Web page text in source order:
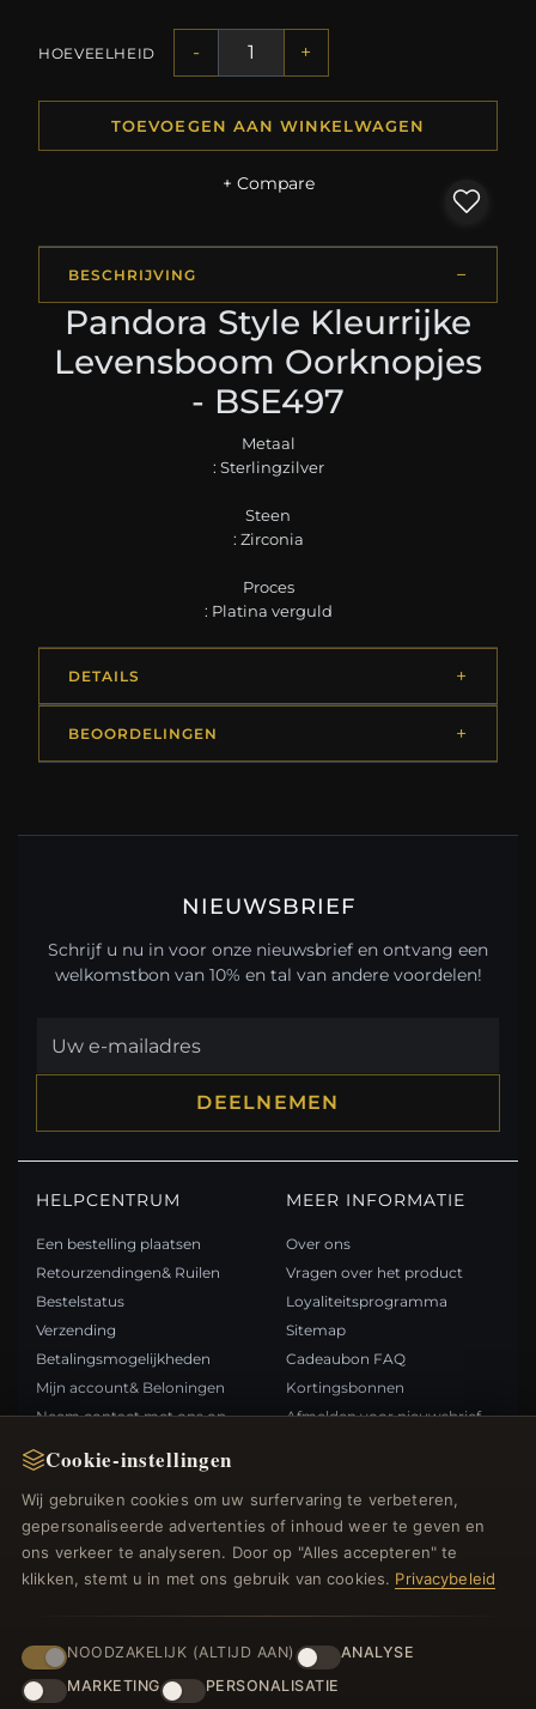
Cookie-instellingen
Wij gebruiken cookies om uw surfervaring te verbeteren,
gepersonaliseerde advertenties of inhoud weer te geven en
ons verkeer te analyseren. Door op "Alles accepteren" te
klikken, stemt u in met ons gebruik van cookies. Privacybeleid
NOODZAKELIJK (ALTIJD AAN)
ANALYSE
MARKETING
PERSONALISATIE
HOEVEELHEID - +
TOEVOEGEN AAN WINKELWAGEN
+ Compare
BESCHRIJVING
Pandora Style Kleurrijke
Levensboom Oorknopjes
- BSE497
Metaal
: Sterlingzilver
Steen
: Zirconia
Proces
: Platina verguld
DETAILS
BEOORDELINGEN
NIEUWSBRIEF
Schrijf u nu in voor onze nieuwsbrief en ontvang een
welkomstbon van 10% en tal van andere voordelen!
DEELNEMEN
HELPCENTRUM
Een bestelling plaatsen
Retourzendingen& Ruilen
Bestelstatus
Verzending
Betalingsmogelijkheden
Mijn account& Beloningen
Neem contact met ons op
MEER INFORMATIE
Over ons
Vragen over het product
Loyaliteitsprogramma
Sitemap
Cadeaubon FAQ
Kortingsbonnen
Afmelden voor nieuwsbrief
Nieuwe producten
Specials
Blog
Inloggen
BETAALMETHODEN